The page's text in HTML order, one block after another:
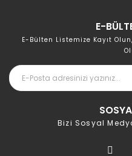
E-
E-Bülten Listemize Kayıt
Bizi Sosyal